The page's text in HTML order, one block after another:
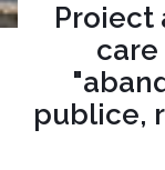
Proiect
care
publice,